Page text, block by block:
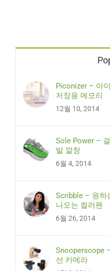
Piconizer – 아
저장용 메모리
12월 10, 2014
Sole Power –
발 깔창
6월 4, 2014
Scribble – 원하
나오는 컬러펜
6월 26, 2014
Snooperscope
선 카메라